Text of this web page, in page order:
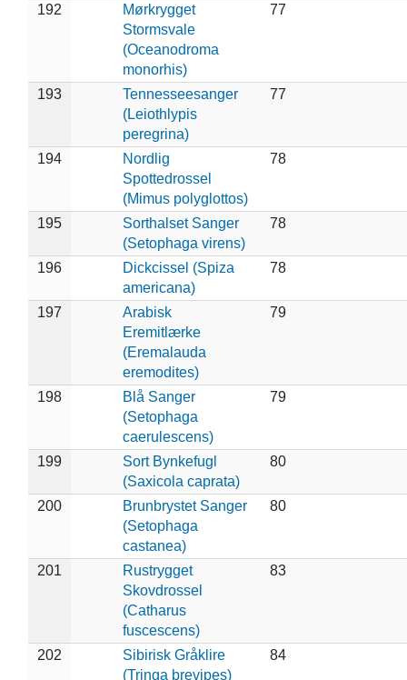
192
Mørkrygget
Stormsvale
(Oceanodroma
monorhis)
77
193
Tennesseesanger
(Leiothlypis
peregrina)
77
194
Nordlig
Spottedrossel
(Mimus polyglottos)
78
195
Sorthalset Sanger
(Setophaga virens)
78
196
Dickcissel (Spiza
americana)
78
197
Arabisk
Eremitlærke
(Eremalauda
eremodites)
79
198
Blå Sanger
(Setophaga
caerulescens)
79
199
Sort Bynkefugl
(Saxicola caprata)
80
200
Brunbrystet Sanger
(Setophaga
castanea)
80
201
Rustrygget
Skovdrossel
(Catharus
fuscescens)
83
202
Sibirisk Gråklire
(Tringa brevipes)
84